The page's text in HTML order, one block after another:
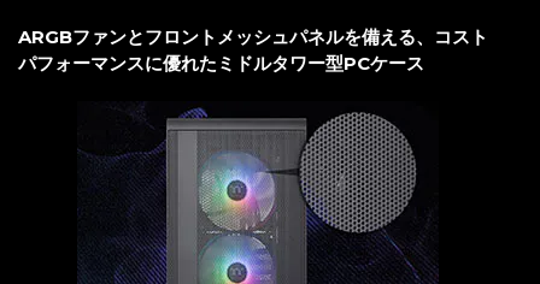
ARGBファンとフロントメッシュパネルを備える、コスト
パフォーマンスに優れたミドルタワー型PCケース